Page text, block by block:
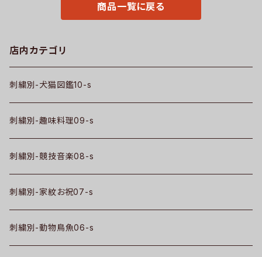
a-tao13-b10-s
商品一覧に戻る
店内カテゴリ
刺繍別-犬猫図鑑10-s
刺繍別-趣味料理09-s
刺繍別-競技音楽08-s
刺繍別-家紋お祝07-s
刺繍別-動物鳥魚06-s